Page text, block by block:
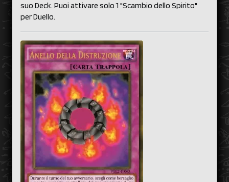
suo Deck. Puoi attivare solo 1 "Scambio dello Spirito"
per Duello.